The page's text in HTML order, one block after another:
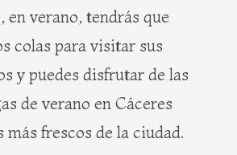
en verano, tendrás que
colas para visitar sus
y puedes disfrutar de las
de verano en Cáceres
más frescos de la ciudad.